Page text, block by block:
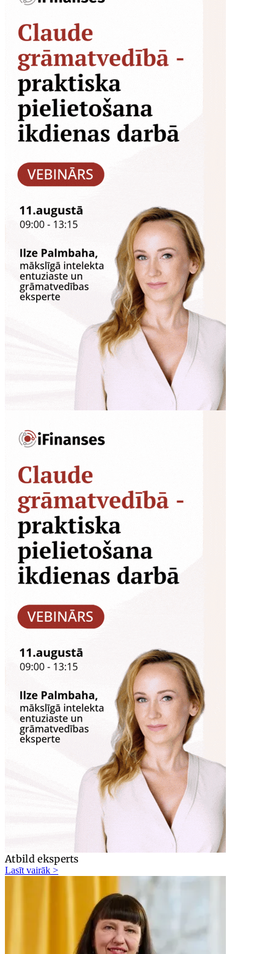
Atbild eksperts
Lasīt vairāk >